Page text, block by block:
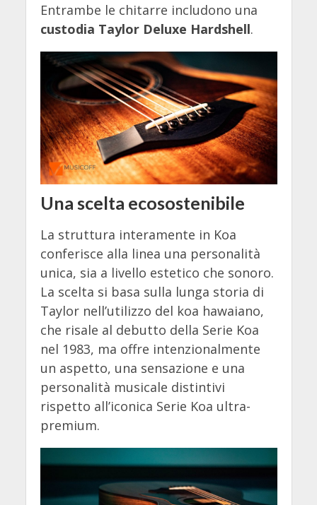
Entrambe le chitarre includono una
custodia Taylor Deluxe Hardshell.
Una scelta ecosostenibile
La struttura interamente in Koa
conferisce alla linea una personalità
unica, sia a livello estetico che sonoro.
La scelta si basa sulla lunga storia di
Taylor nell’utilizzo del koa hawaiano,
che risale al debutto della Serie Koa
nel 1983, ma offre intenzionalmente
un aspetto, una sensazione e una
personalità musicale distintivi
rispetto all’iconica Serie Koa ultra-
premium.